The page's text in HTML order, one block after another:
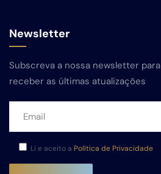
Newsletter
Subscreva a nossa newsletter para
receber as últimas atualizações
Li e aceito a Política de Privacidade